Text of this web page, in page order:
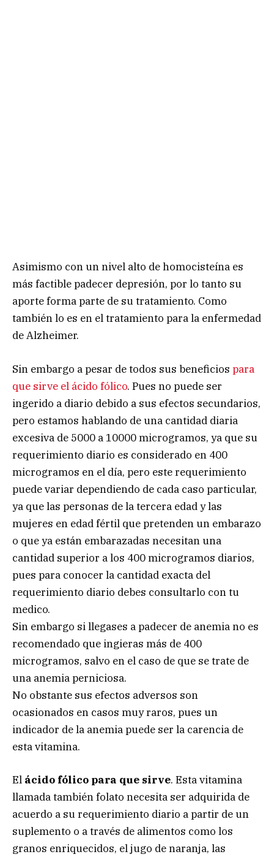
Asimismo con un nivel alto de homocisteína es
más factible padecer depresión, por lo tanto su
aporte forma parte de su tratamiento. Como
también lo es en el tratamiento para la enfermedad
de Alzheimer.
Sin embargo a pesar de todos sus beneficios para
que sirve el ácido fólico. Pues no puede ser
ingerido a diario debido a sus efectos secundarios,
pero estamos hablando de una cantidad diaria
excesiva de 5000 a 10000 microgramos, ya que su
requerimiento diario es considerado en 400
microgramos en el día, pero este requerimiento
puede variar dependiendo de cada caso particular,
ya que las personas de la tercera edad y las
mujeres en edad fértil que pretenden un embarazo
o que ya están embarazadas necesitan una
cantidad superior a los 400 microgramos diarios,
pues para conocer la cantidad exacta del
requerimiento diario debes consultarlo con tu
medico.
Sin embargo si llegases a padecer de anemia no es
recomendado que ingieras más de 400
microgramos, salvo en el caso de que se trate de
una anemia perniciosa.
No obstante sus efectos adversos son
ocasionados en casos muy raros, pues un
indicador de la anemia puede ser la carencia de
esta vitamina.
El ácido fólico para que sirve. Esta vitamina
llamada también folato necesita ser adquirida de
acuerdo a su requerimiento diario a partir de un
suplemento o a través de alimentos como los
granos enriquecidos, el jugo de naranja, las